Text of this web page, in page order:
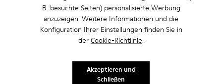
B. besuchte Seiten) personalisierte Werbung
anzuzeigen. Weitere Informationen und die
Konfiguration Ihrer Einstellungen finden Sie in
der Cookie-Richtlinie.
Akzeptieren und
Schließen
Brutus+ - K300533-005 - Grüner Herrenhalbstiefel aus
Brutus+ - K300533-014 - Braune Stiefeletten aus
Brutus+ - K300533-011 - Grüne Nubuk-
Brutus+ - K300533-006 - Grauer
Brutus+ - K300533-002 -
Brutus+ - K300533-001
Brutus+ - K101066-002 -
Brutus+ - K101066-
Brutus+ -
108 €
180 €